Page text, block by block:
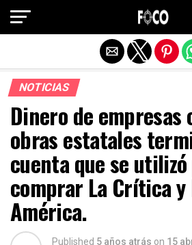
NOTICIAS
Dinero de
obras estatales
cuenta que se
comprar La Crítica y
América.
Published 5 años atrás on 15
Salir de la versión